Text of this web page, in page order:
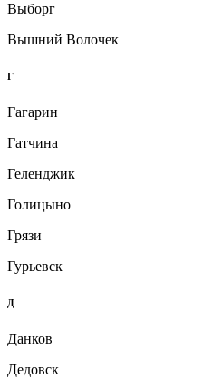
Выборг
Вышний Волочек
Г
Гагарин
Гатчина
Геленджик
Голицыно
Грязи
Гурьевск
Д
Данков
Дедовск